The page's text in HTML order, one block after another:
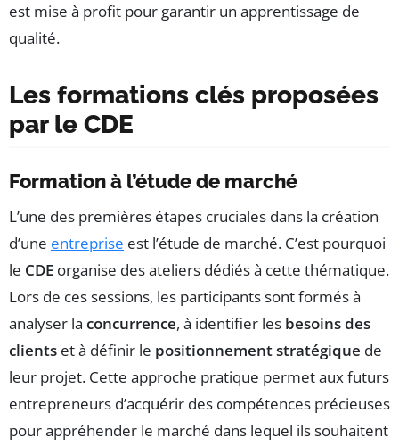
est mise à profit pour garantir un apprentissage de
qualité.
Les formations clés proposées
par le CDE
Formation à l’étude de marché
L’une des premières étapes cruciales dans la création
d’une entreprise est l’étude de marché. C’est pourquoi
le CDE organise des ateliers dédiés à cette thématique.
Lors de ces sessions, les participants sont formés à
analyser la concurrence, à identifier les besoins des
clients et à définir le positionnement stratégique de
leur projet. Cette approche pratique permet aux futurs
entrepreneurs d’acquérir des compétences précieuses
pour appréhender le marché dans lequel ils souhaitent